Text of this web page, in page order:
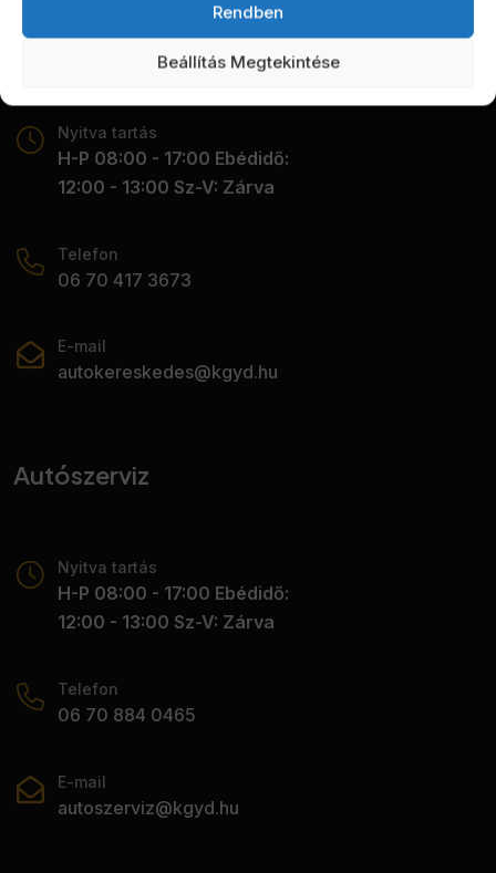
Rendben
Beállítás Megtekintése
Autókereskedés
Nyitva tartás
H-P 08:00 - 17:00 Ebédidő:
12:00 - 13:00 Sz-V: Zárva
Telefon
06 70 417 3673
E-mail
autokereskedes@kgyd.hu
Autószerviz
Nyitva tartás
H-P 08:00 - 17:00 Ebédidő:
12:00 - 13:00 Sz-V: Zárva
Telefon
06 70 884 0465
E-mail
autoszerviz@kgyd.hu